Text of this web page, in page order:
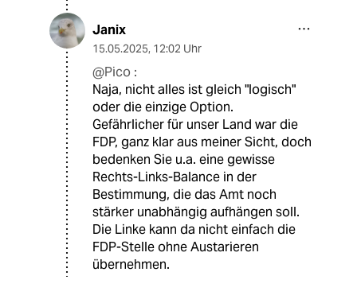
Janix
15.05.2025, 12:02 Uhr
@Pico :
Naja, nicht alles ist gleich "logisch"
oder die einzige Option.
Gefährlicher für unser Land war die
FDP, ganz klar aus meiner Sicht, doch
bedenken Sie u.a. eine gewisse
Rechts-Links-Balance in der
Bestimmung, die das Amt noch
stärker unabhängig aufhängen soll.
Die Linke kann da nicht einfach die
FDP-Stelle ohne Austarieren
übernehmen.